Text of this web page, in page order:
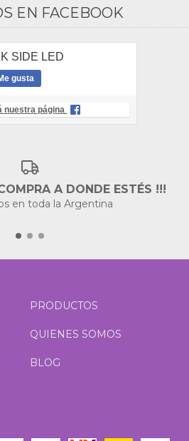
EN FACEBOOK
SIDE LED
gusta
nuestra página
A DONDE ESTÉS !!!
en toda la Argentina
PRODUCTOS
QUIENES SOMOS
BLOG